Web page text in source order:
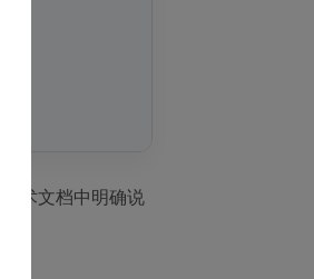
术文档中明确说